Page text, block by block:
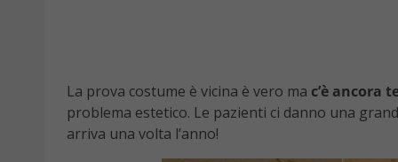
La prova costume è vicina è vero ma c’è ancora
problema estetico. Le pazienti ci danno una
arriva una volta l’anno!